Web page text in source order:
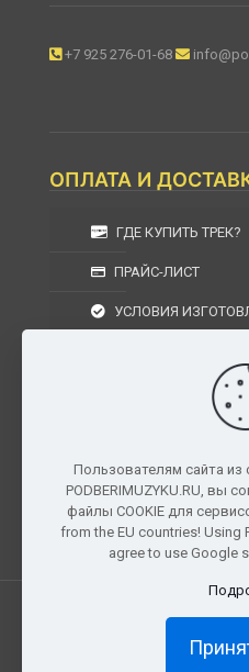
+7 925 276-01-68
ОПЛАТА И
ГДЕ КУПИТЬ ТРЕК?
ПРАЙС-ЛИСТ
УСЛОВИЯ
УСЛОВИЯ ВОЗВРАТА
г. Москва, Московская
федеральный округ, РФ,
Все права защищены. ©
Пользователям сайта из
PODBERIMUZYKU.RU, вы
файлы COOKIE для
from the EU countries! Using
agree to use Google